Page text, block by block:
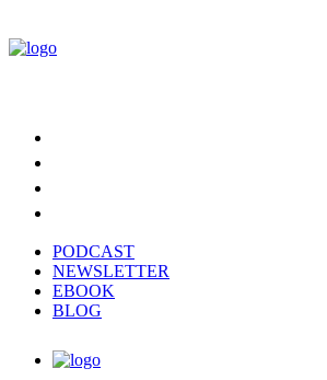
PODCAST
NEWSLETTER
EBOOK
BLOG